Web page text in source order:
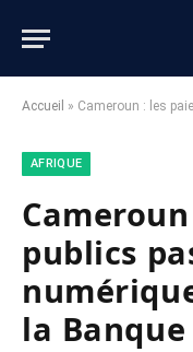
Accueil » Cameroun : les paiements
AFRIQUE
publics
la